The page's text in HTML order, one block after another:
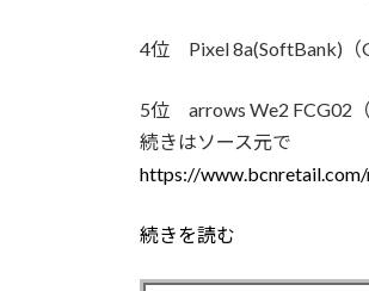
4位 Pixel 8a(SoftBank)（
5位 arrows We2 FCG02
続きはソース元で
https://
続きを読む